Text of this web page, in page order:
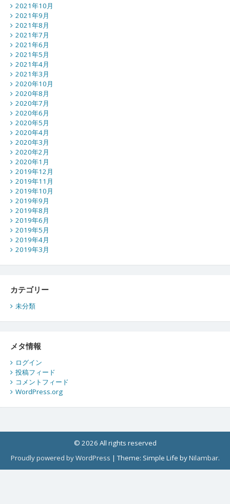
2021年10月
2021年9月
2021年8月
2021年7月
2021年6月
2021年5月
2021年4月
2021年3月
2020年10月
2020年8月
2020年7月
2020年6月
2020年5月
2020年4月
2020年3月
2020年2月
2020年1月
2019年12月
2019年11月
2019年10月
2019年9月
2019年8月
2019年6月
2019年5月
2019年4月
2019年3月
カテゴリー
未分類
メタ情報
ログイン
投稿フィード
コメントフィード
WordPress.org
© 2026 All rights reserved
Proudly powered by WordPress |Theme: Simple Life byNilambar.